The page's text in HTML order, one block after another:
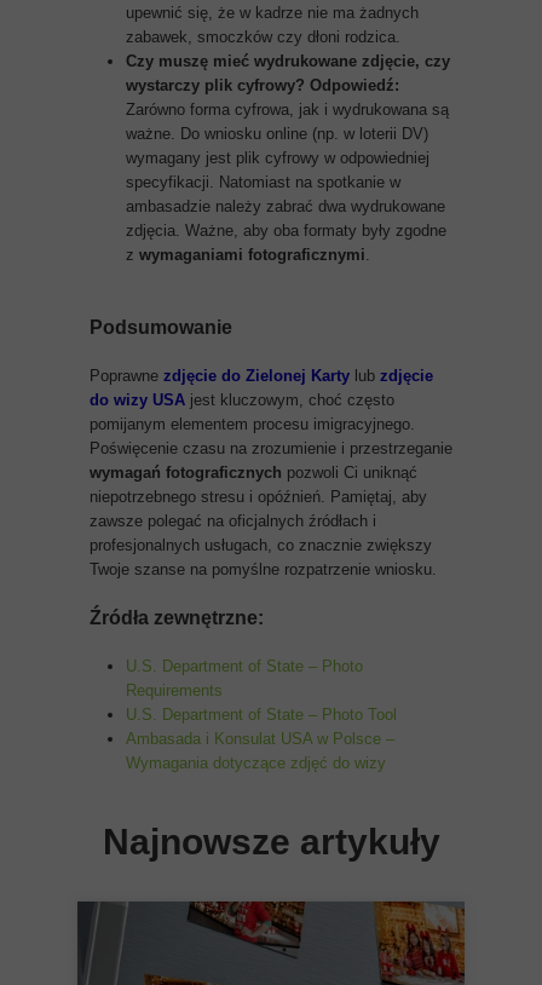
upewnić się, że w kadrze nie ma żadnych
zabawek, smoczków czy dłoni rodzica.
Czy muszę mieć wydrukowane zdjęcie, czy
wystarczy plik cyfrowy? Odpowiedź:
Zarówno forma cyfrowa, jak i wydrukowana są
ważne. Do wniosku online (np. w loterii DV)
wymagany jest plik cyfrowy w odpowiedniej
specyfikacji. Natomiast na spotkanie w
ambasadzie należy zabrać dwa wydrukowane
zdjęcia. Ważne, aby oba formaty były zgodne
z wymaganiami fotograficznymi.
Podsumowanie
Poprawne zdjęcie do Zielonej Karty lub zdjęcie
do wizy USA jest kluczowym, choć często
pomijanym elementem procesu imigracyjnego.
Poświęcenie czasu na zrozumienie i przestrzeganie
wymagań fotograficznych pozwoli Ci uniknąć
niepotrzebnego stresu i opóźnień. Pamiętaj, aby
zawsze polegać na oficjalnych źródłach i
profesjonalnych usługach, co znacznie zwiększy
Twoje szanse na pomyślne rozpatrzenie wniosku.
Źródła zewnętrzne:
U.S. Department of State – Photo
Requirements
U.S. Department of State – Photo Tool
Ambasada i Konsulat USA w Polsce –
Wymagania dotyczące zdjęć do wizy
Najnowsze artykuły